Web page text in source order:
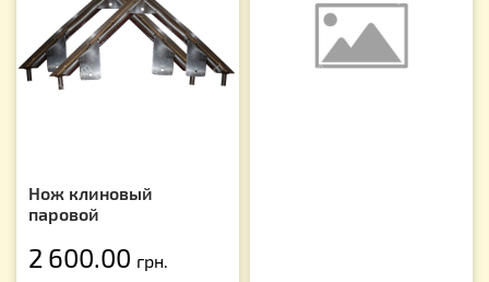
Нож клиновый
паровой
2 600.00 грн.